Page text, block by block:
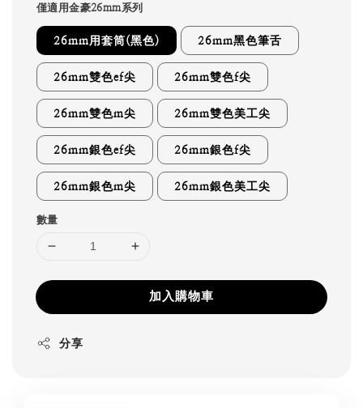
僅適用金豪26mm系列
26mm用套筒(黑色) 26mm黑色筆舌
26mm雙色ef尖 26mm雙色f尖
26mm雙色m尖 26mm雙色美工尖
26mm銀色ef尖 26mm銀色f尖
26mm銀色m尖 26mm銀色美工尖
數量
加入購物車
分享